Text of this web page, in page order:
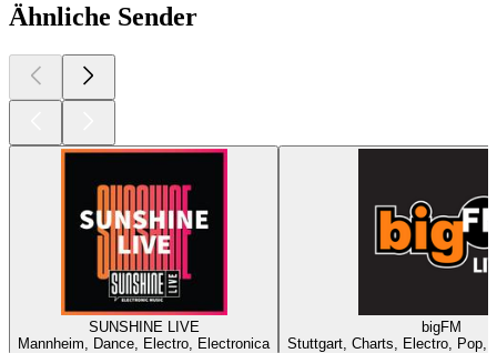
Ähnliche Sender
SUNSHINE LIVE
Mannheim, Dance, Electro, Electronica
bigFM
Stuttgart, Charts, Electro, Pop,